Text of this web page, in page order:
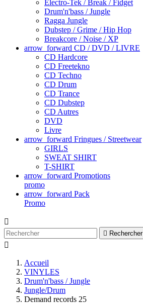
Electro-Tek / Break / Fidget
Drum'n'bass / Jungle
Ragga Jungle
Dubstep / Grime / Hip Hop
Breakcore / Noise / XP
arrow_forward CD / DVD / LIVRE
CD Hardcore
CD Freetekno
CD Techno
CD Drum
CD Trance
CD Dubstep
CD Autres
DVD
Livre
arrow_forward Fringues / Streetwear
GIRLS
SWEAT SHIRT
T-SHIRT
arrow_forward Promotions
promo
arrow_forward Pack
Promo

 Rechercher

Accueil
VINYLES
Drum'n'bass / Jungle
Jungle/Drum
Demand records 25